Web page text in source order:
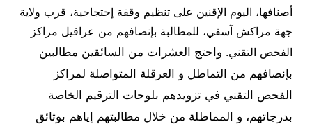
أصنافها، اليوم الإقنين على تنظيم وقفة إحتجاجية، قرب ولاية
جهة مراكش آسفي، للمطالبة بإنصافهم من عراقيل مراكز
الفحص التقني. واحتج العشرات من السائقين مطالبين
بإنصافهم من التماطل و العرقلة المتواصلة لمراكز
الفحص التقني في تزويدهم بلوحات الترقيم الخاصة
بدرجاتهم، و المماطلة من خلال مطالبتهم إياهم بوثائق